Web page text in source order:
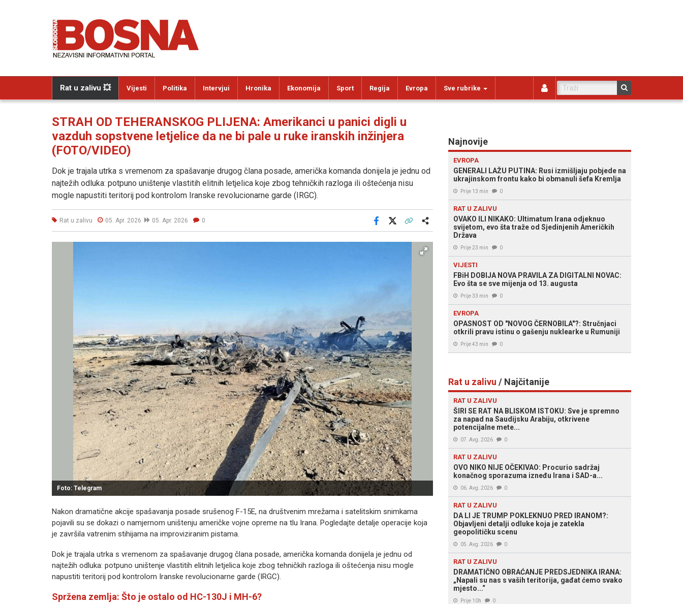
Rat u zalivu 💥 Vijesti Politika Intervjui Hronika Ekonomija Sport Regija Evropa Sve rubrike
STRAH OD TEHERANSKOG PLIJENA: Amerikanci u panici digli u
vazduh sopstvene letjelice da ne bi pale u ruke iranskih inžinjera
(FOTO/VIDEO)
Dok je trajala utrka s vremenom za spašavanje drugog člana posade, američka komanda donijela je jednu od
najtežih odluka: potpuno uništenje vlastitih elitnih letjelica koje zbog tehničkih razloga ili oštećenja nisu
mogle napustiti teritorij pod kontrolom Iranske revolucionarne garde (IRGC).
Rat u zalivu 05. Apr. 2026 05. Apr. 2026 0
Facebook
Foto: Telegram
Nakon dramatične akcije spašavanja posade srušenog F-15E, na društvenim mrežama i satelitskim snimkama
pojavili su se dokazi o namjernom uništenju američke vojne opreme na tlu Irana. Pogledajte detalje operacije koja
je završila vatrenim stihijama na improviziranim pistama.
Dok je trajala utrka s vremenom za spašavanje drugog člana posade, američka komanda donijela je jednu od
najtežih odluka: potpuno uništenje vlastitih elitnih letjelica koje zbog tehničkih razloga ili oštećenja nisu mogle
napustiti teritorij pod kontrolom Iranske revolucionarne garde (IRGC).
Spržena zemlja: Što je ostalo od HC-130J i MH-6?
Najnovije
EVROPA
GENERALI LAŽU PUTINA: Rusi izmišljaju pobjede na
ukrajinskom frontu kako bi obmanuli šefa Kremlja
Prije 13 min 0
RAT U ZALIVU
OVAKO ILI NIKAKO: Ultimatum Irana odjeknuo
svijetom, evo šta traže od Sjedinjenih Američkih
Država
Prije 23 min 0
VIJESTI
FBiH DOBIJA NOVA PRAVILA ZA DIGITALNI NOVAC:
Evo šta se sve mijenja od 13. augusta
Prije 33 min 0
EVROPA
OPASNOST OD "NOVOG ČERNOBILA"?: Stručnjaci
otkrili pravu istinu o gašenju nuklearke u Rumuniji
Prije 43 min 0
Rat u zalivu / Najčitanije
RAT U ZALIVU
ŠIRI SE RAT NA BLISKOM ISTOKU: Sve je spremno
za napad na Saudijsku Arabiju, otkrivene
potencijalne mete...
07. Avg. 2026 0
RAT U ZALIVU
OVO NIKO NIJE OČEKIVAO: Procurio sadržaj
konačnog sporazuma izneđu Irana i SAD-a...
06. Avg. 2026 0
RAT U ZALIVU
DA LI JE TRUMP POKLEKNUO PRED IRANOM?:
Objavljeni detalji odluke koja je zatekla
geopolitičku scenu
05. Avg. 2026 0
RAT U ZALIVU
DRAMATIČNO OBRAĆANJE PREDSJEDNIKA IRANA:
„Napali su nas s vaših teritorija, gađat ćemo svako
mjesto...“
Prije 10h 0